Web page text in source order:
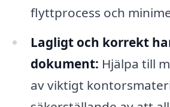
flyttprocess och
Lagligt och korrekt
dokument: Hjälpa till
av viktigt